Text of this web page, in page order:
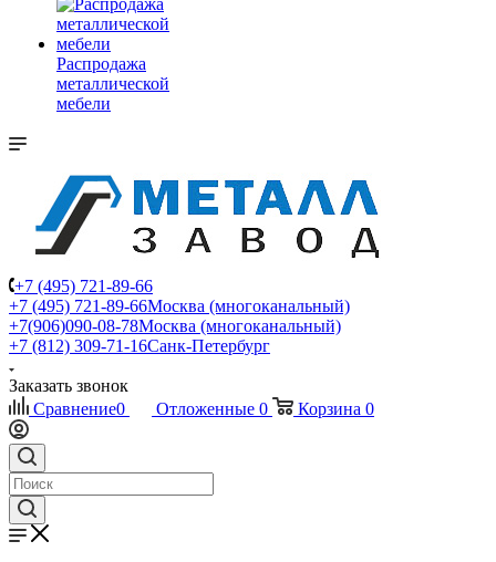
Распродажа
металлической
мебели
+7 (495) 721-89-66
+7 (495) 721-89-66Москва (многоканальный)
+7(906)090-08-78Москва (многоканальный)
+7 (812) 309-71-16Санк-Петербург
Заказать звонок
Сравнение0 Отложенные 0 Корзина 0